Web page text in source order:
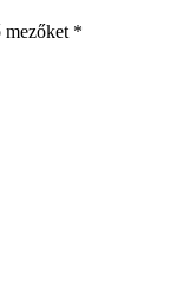
mezőket *